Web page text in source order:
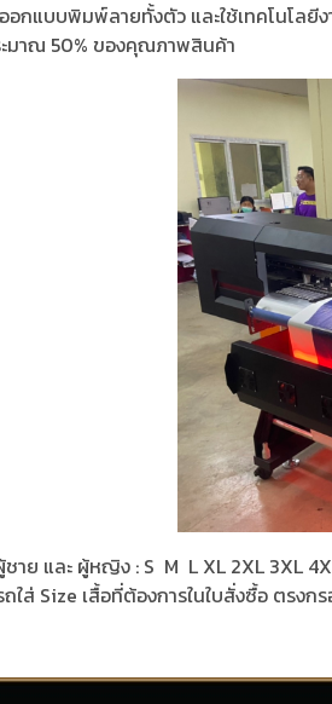
ออกแบบพิมพ์ลายทั้งตัว และใช้เทคโนโ
มาณ 50% ของคุณภาพสินค้า
าย และ ผู้หญิง : S M L XL 2XL 3XL
ใส่ Size เสื้อที่ต้องการในใบสั่งซื้อ ตรงก